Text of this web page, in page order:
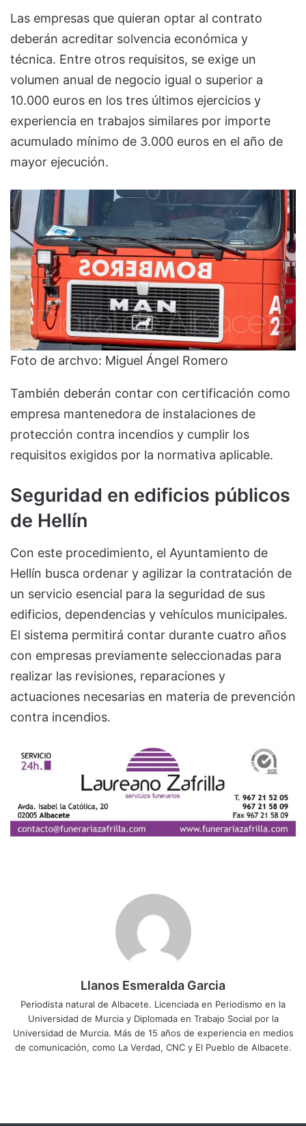
Las empresas que quieran optar al contrato
deberán acreditar solvencia económica y
técnica. Entre otros requisitos, se exige un
volumen anual de negocio igual o superior a
10.000 euros en los tres últimos ejercicios y
experiencia en trabajos similares por importe
acumulado mínimo de 3.000 euros en el año de
mayor ejecución.
Foto de archvo: Miguel Ángel Romero
También deberán contar con certificación como
empresa mantenedora de instalaciones de
protección contra incendios y cumplir los
requisitos exigidos por la normativa aplicable.
Seguridad en edificios públicos
de Hellín
Con este procedimiento, el Ayuntamiento de
Hellín busca ordenar y agilizar la contratación de
un servicio esencial para la seguridad de sus
edificios, dependencias y vehículos municipales.
El sistema permitirá contar durante cuatro años
con empresas previamente seleccionadas para
realizar las revisiones, reparaciones y
actuaciones necesarias en materia de prevención
contra incendios.
Llanos Esmeralda Garcia
Periodista natural de Albacete. Licenciada en Periodismo en la
Universidad de Murcia y Diplomada en Trabajo Social por la
Universidad de Murcia. Más de 15 años de experiencia en medios
de comunicación, como La Verdad, CNC y El Pueblo de Albacete.